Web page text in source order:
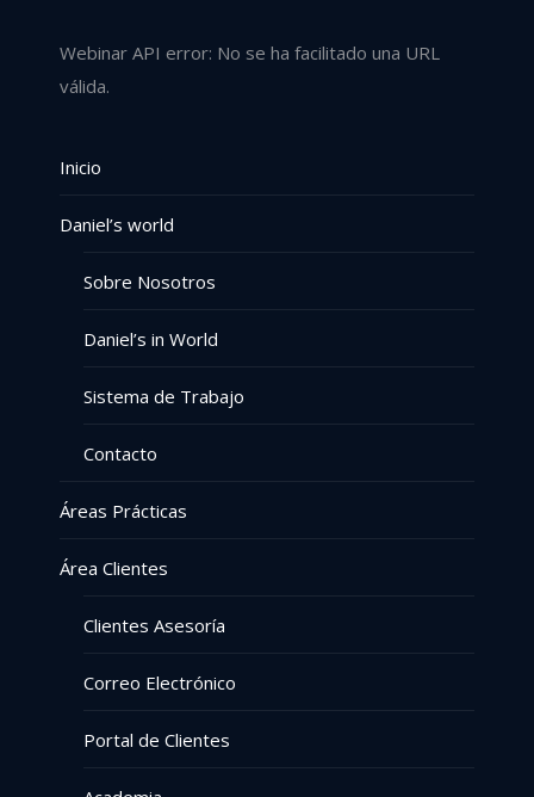
Webinar API error: No se ha facilitado una URL
válida.
Inicio
Daniel’s world
Sobre Nosotros
Daniel’s in World
Sistema de Trabajo
Contacto
Áreas Prácticas
Área Clientes
Clientes Asesoría
Correo Electrónico
Portal de Clientes